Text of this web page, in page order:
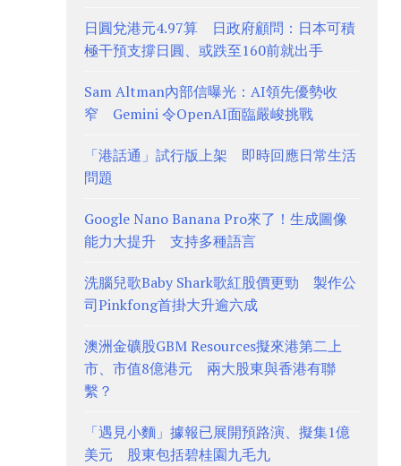
日圓兌港元4.97算 日政府顧問：日本可積
極干預支撐日圓、或跌至160前就出手
Sam Altman內部信曝光：AI領先優勢收
窄 Gemini 令OpenAI面臨嚴峻挑戰
「港話通」試行版上架 即時回應日常生活
問題
Google Nano Banana Pro來了！生成圖像
能力大提升 支持多種語言
洗腦兒歌Baby Shark歌紅股價更勁 製作公
司Pinkfong首掛大升逾六成
澳洲金礦股GBM Resources擬來港第二上
市、市值8億港元 兩大股東與香港有聯
繫？
「遇見小麵」據報已展開預路演、擬集1億
美元 股東包括碧桂園九毛九